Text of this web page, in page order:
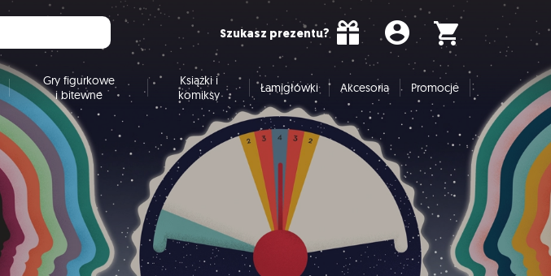
Szukasz prezentu?
Gry figurkowe
i bitewne
Książki i
komiksy
Łamigłówki Akcesoria Promocje